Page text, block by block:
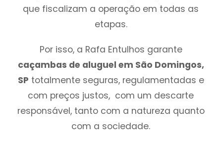
que fiscalizam a operação em todas as
etapas.
Por isso, a Rafa Entulhos garante
caçambas de aluguel em São Domingos,
SP totalmente seguras, regulamentadas e
com preços justos, com um descarte
responsável, tanto com a natureza quanto
com a sociedade.